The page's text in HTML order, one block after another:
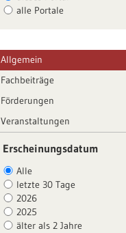
alle Portale
Allgemein
Fachbeiträge
Förderungen
Veranstaltungen
Erscheinungsdatum
Alle
letzte 30 Tage
2026
2025
älter als 2 Jahre